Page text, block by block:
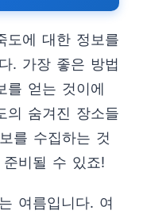
도에 대한 정보를
. 가장 좋은 방법
를 얻는 것이에
의 숨겨진 장소들
를 수집하는 것
비될 수 있죠!
여름입니다. 여